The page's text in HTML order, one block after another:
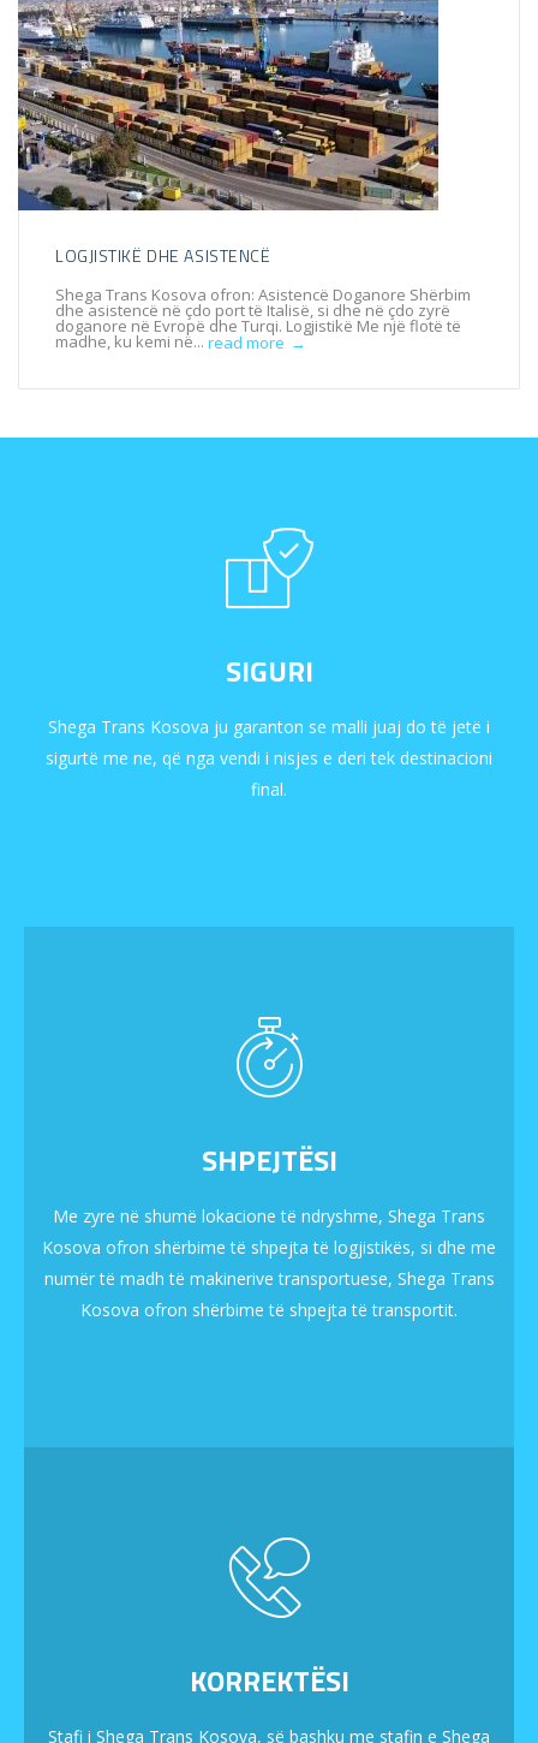
LOGJISTIKË DHE ASISTENCË
Shega Trans Kosova ofron: Asistencë Doganore Shërbim
dhe asistencë në çdo port të Italisë, si dhe në çdo zyrë
doganore në Evropë dhe Turqi. Logjistikë Me një flotë të
madhe, ku kemi në... read more →
SIGURI
Shega Trans Kosova ju garanton se malli juaj do të jetë i
sigurtë me ne, që nga vendi i nisjes e deri tek destinacioni
final.
SHPEJTËSI
Me zyre në shumë lokacione të ndryshme, Shega Trans
Kosova ofron shërbime të shpejta të logjistikës, si dhe me
numër të madh të makinerive transportuese, Shega Trans
Kosova ofron shërbime të shpejta të transportit.
KORREKTËSI
Stafi i Shega Trans Kosova, së bashku me stafin e Shega